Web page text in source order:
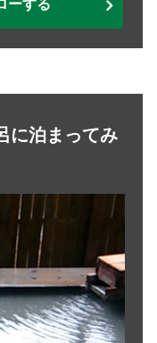
ーする
に泊まってみ